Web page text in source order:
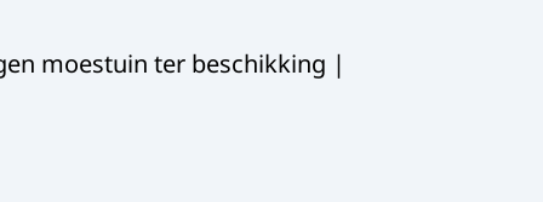
moestuin ter beschikking |